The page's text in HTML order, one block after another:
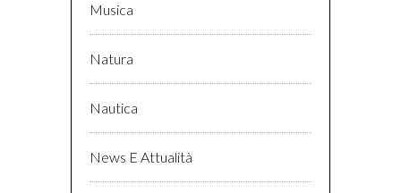
Musica
Natura
Nautica
News E Attualità